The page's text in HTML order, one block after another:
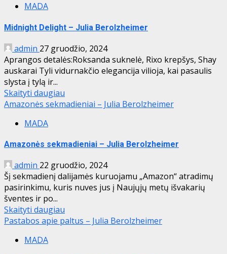
MADA
Midnight Delight – Julia Berolzheimer
admin 27 gruodžio, 2024
Aprangos detalės:Roksanda suknelė, Rixo krepšys, Shay
auskarai Tyli vidurnakčio elegancija vilioja, kai pasaulis
slysta į tylą ir...
Skaityti daugiau
Amazonės sekmadieniai – Julia Berolzheimer
MADA
Amazonės sekmadieniai – Julia Berolzheimer
admin 22 gruodžio, 2024
Šį sekmadienį dalijamės kuruojamu „Amazon“ atradimų
pasirinkimu, kuris nuves jus į Naujųjų metų išvakarių
šventes ir po...
Skaityti daugiau
Pastabos apie paltus – Julia Berolzheimer
MADA